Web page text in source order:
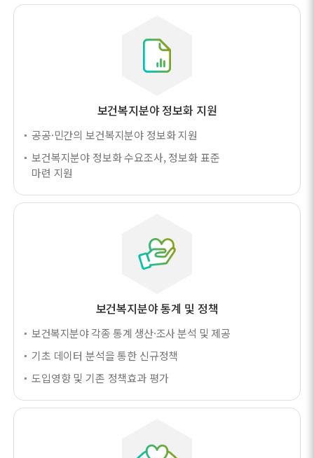
보건복지분야 정보화 지원
공공·민간의 보건복지분야 정보화 지원
보건복지분야 정보화 수요조사, 정보화 표준
마련 지원
보건복지분야 통계 및 정책
보건복지분야 각종 통계 생산·조사 분석 및 제공
기초 데이터 분석을 통한 신규정책
도입영향 및 기존 정책효과 평가